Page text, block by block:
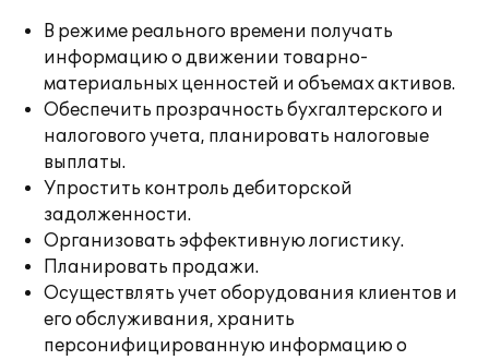
В режиме реального времени получать
информацию о движении товарно-
материальных ценностей и объемах активов.
Обеспечить прозрачность бухгалтерского и
налогового учета, планировать налоговые
выплаты.
Упростить контроль дебиторской
задолженности.
Организовать эффективную логистику.
Планировать продажи.
Осуществлять учет оборудования клиентов и
его обслуживания, хранить
персонифицированную информацию о